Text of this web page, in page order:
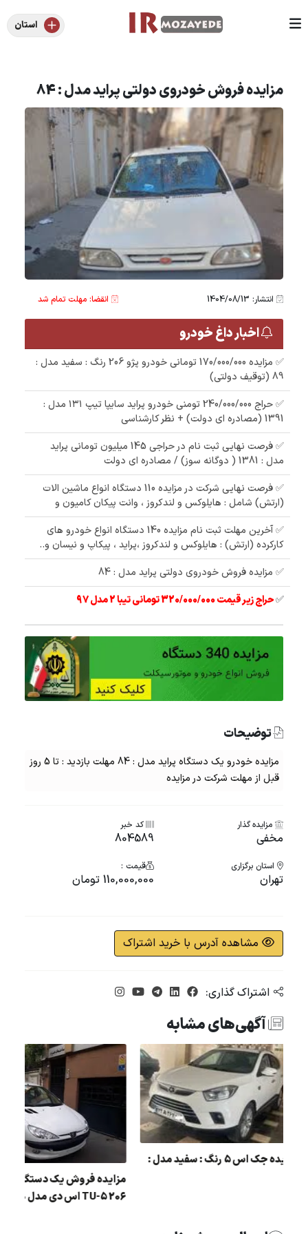
استان
مزایده فروش خودروی دولتی پراید مدل : 84
انتشار: 1404/08/13 انقضا: مهلت تمام شد
اخبار داغ خودرو
✅ مزایده 170/000/000 تومانی خودرو پژو 206 رنگ : سفید مدل :
89 (توقیف دولتی)
✅ حراج 240/000/000 تومنی خودرو پراید سایپا تیپ ۱۳۱ مدل :
1391 (مصادره ای دولت) + نظر کارشناسی
✅ فرصت نهایی ثبت نام در حراجی 145 میلیون تومانی پراید
مدل : 1381 ( دوگانه سوز) / مصادره ای دولت
✅ فرصت نهایی شرکت در مزایده 110 دستگاه انواع ماشین الات
(ارتش) شامل : هایلوکس و لندکروز ، وانت پیکان کامیون و
✅ آخرین مهلت ثبت نام مزایده 140 دستگاه انواع خودرو های
کارکرده (ارتش) : هایلوکس و لندکروز ،پراید ، پیکاپ و نیسان و..
✅ مزایده فروش خودروی دولتی پراید مدل : 84
✅حراج زیر قیمت 320/000/000 تومانی تیبا 2 مدل 97
توضیحات
مزایده خودرو یک دستگاه پراید مدل : 84 مهلت بازدید : تا 5 روز
قبل از مهلت شرکت در مزایده
مزایده گذار
مخفی
کد خبر
804589
استان برگزاری
تهران
قیمت :
110,000,000 تومان
مشاهده آدرس با خرید اشتراک
اشتراک گذاری:
آگهی‌های مشابه
مزایده فروش یک
206 5-TU اس دی مدل 90
مزایده جک اس 5 رنگ : سفید مدل :